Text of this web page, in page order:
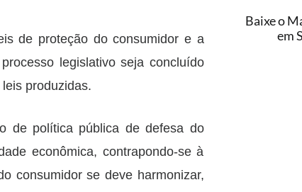
de proteção do consumidor e a
legislativo seja concluído
produzidas.
de política pública de defesa do
econômica, contrapondo-se à
consumidor se deve harmonizar,
Baixe o
em